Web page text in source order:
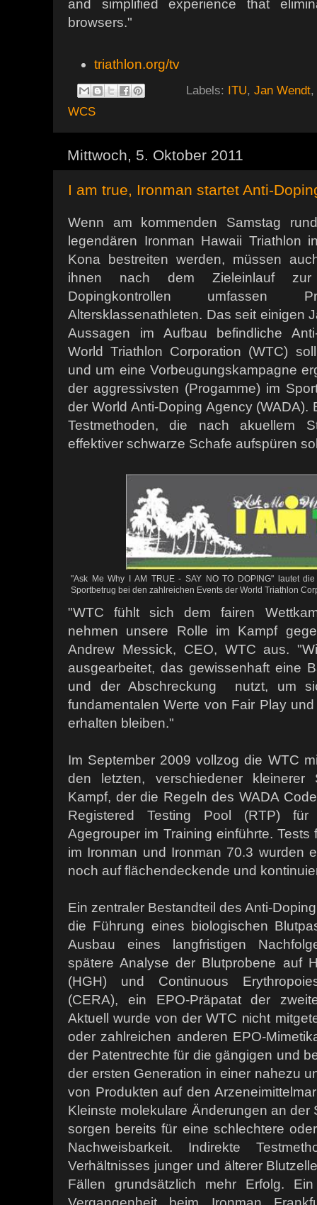
and simplified experience that
browsers."
triathlon.org/tv
Labels: ITU,Jan Wendt
WCS
Mittwoch, 5. Oktober 2011
I am true, Ironman startet Anti-
Wenn am kommenden Samstag
legendären Ironman Hawaii Triathlon
Kona bestreiten werden, müssen
ihnen nach dem Zieleinlauf zur
Dopingkontrollen
Altersklassenathleten. Das seit einigen
Aussagen im Aufbau befindliche
World Triathlon Corporation (WTC)
und um eine Vorbeugungskampagne
der aggressivsten (Progamme) im
der World Anti-Doping Agency (WADA).
Testmethoden, die nach akuellem
effektiver schwarze Schafe aufspüren
"Ask Me Why I AM TRUE - SAY NO TO DOPING" lautet
Sportbetrug bei den zahlreichen Events der World Triathlon
"WTC fühlt sich dem fairen
nehmen unsere Rolle im Kampf
Andrew Messick, CEO, WTC aus.
ausgearbeitet, das gewissenhaft eine
und der Abschreckung nutzt, um
fundamentalen Werte von Fair Play
erhalten bleiben."
Im September 2009 vollzog die WTC
den letzten, verschiedener kleinerer
Kampf, der die Regeln des WADA
Registered Testing Pool (RTP)
Agegrouper im Training einführte.
im Ironman und Ironman 70.3 wurden
noch auf flächendeckende und
Ein zentraler Bestandteil des Anti-
die Führung eines biologischen
Ausbau eines langfristigen
spätere Analyse der Blutprobene auf
(HGH) und Continuous
(CERA), ein EPO-Präpatat der
Aktuell wurde von der WTC nicht
oder zahlreichen anderen EPO-
der Patentrechte für die gängigen und
der ersten Generation in einer nahezu
von Produkten auf den
Kleinste molekulare Änderungen an der
sorgen bereits für eine schlechtere
Nachweisbarkeit. Indirekte
Verhältnisses junger und älterer
Fällen grundsätzlich mehr Erfolg.